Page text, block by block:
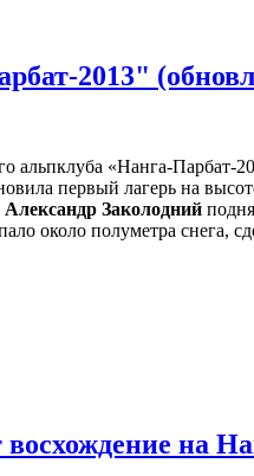
2013"
альпклуба «Нанга-Парбат-
первый лагерь на
Александр Заколодний
около полуметра снега,
на